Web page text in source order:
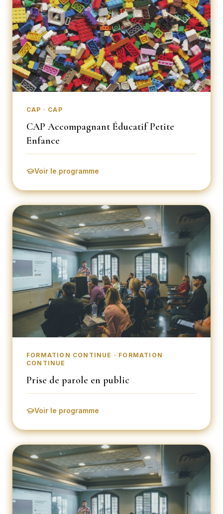
CAP · CAP
CAP Accompagnant Éducatif Petite
Enfance
Voir le programme
FORMATION CONTINUE · FORMATION
CONTINUE
Prise de parole en public
Voir le programme